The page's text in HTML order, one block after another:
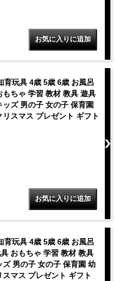
育玩具 4歳 5歳 6歳 お風呂
ちゃ 学習 教材 教具 遊具
ズ 男の子 女の子 保育園
スマス プレゼント ギフト
育玩具 4歳 5歳 6歳 お風呂
おもちゃ 学習 教材 教具
男の子 女の子 保育園 幼
マス プレゼント ギフト